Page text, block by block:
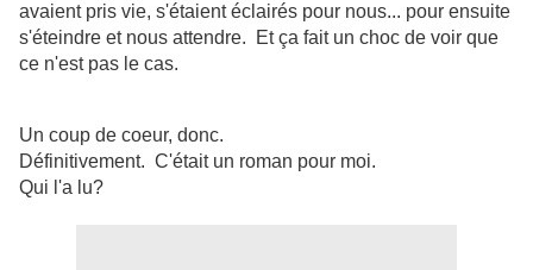
avaient pris vie, s'étaient éclairés pour nous... pour ensuite
s'éteindre et nous attendre. Et ça fait un choc de voir que
ce n'est pas le cas.
Un coup de coeur, donc.
Définitivement. C'était un roman pour moi.
Qui l'a lu?